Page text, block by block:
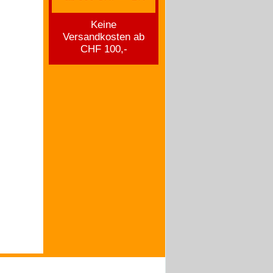
Keine
Versandkosten ab
CHF 100,-